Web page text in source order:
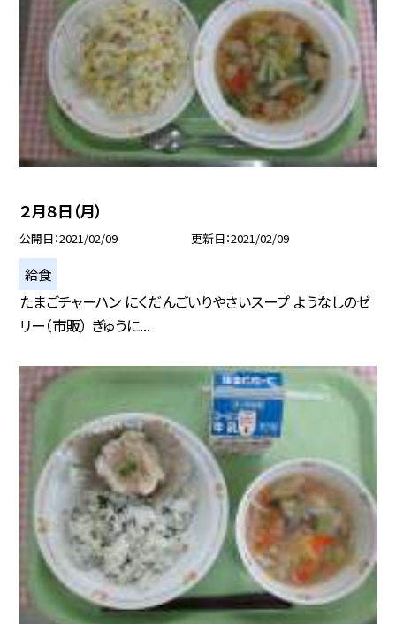
２月８日（月）
公開日 2021/02/09 更新日 2021/02/09
給食
たまごチャーハン にくだんごいりやさいスープ ようなしのゼ
リー（市販） ぎゅうに...